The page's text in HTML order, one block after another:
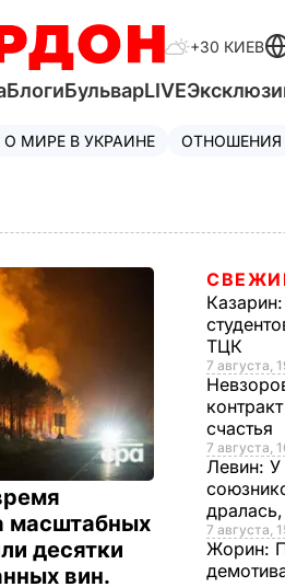
+30 КИЕВ
БлогиБульварLIVE
О МИРЕ В УКРАИНЕ
масштабных
десятки
вин.
Казарин:
ТЦК
7 августа,
счастья
7 августа,
Левин: У
7 августа,
Жорин: